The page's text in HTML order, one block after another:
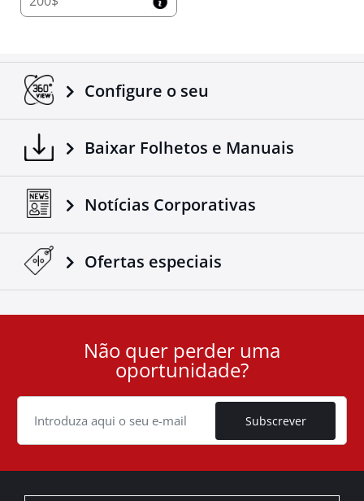
Atualize para o Tessera Roll+ Hoje
Descubra a combinação perfeita de operação sem
esforço, durabilidade premium e segurança avançada
com o Tessera Roll+ assistido por mola. Projetado
para elevar a funcionalidade na indústria global 4x4, o
Tessera Roll+ é a solução definitiva para sua picape.
Ler mais
Configure o seu
Baixar Folhetos e Manuais
Notícias Corporativas
Ofertas especiais
Cookie
Não quer perder uma
oportunidade?
Subscrever